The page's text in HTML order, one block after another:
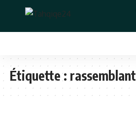
Étiquette :rassemblant